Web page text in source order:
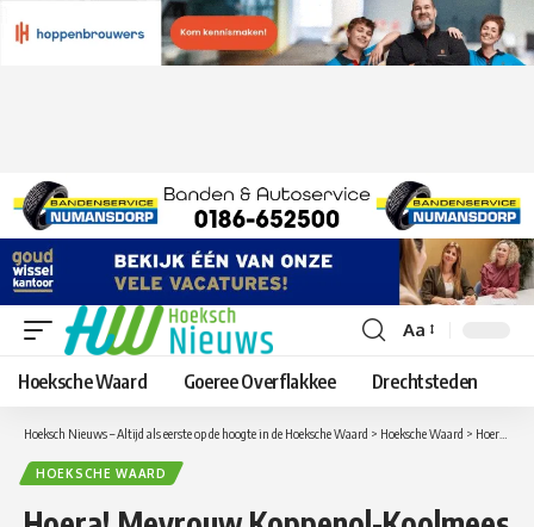
Lettergrootte
aanpassen
Aa
Hoeksche Waard Goeree Overflakkee Drechtsteden
Hoeksch Nieuws – Altijd als eerste op de hoogte in de Hoeksche Waard > Hoeksche Waard > Hoera! Mevrouw Koppenol-Koolmees uit Klaaswaal 103 jaar
HOEKSCHE WAARD